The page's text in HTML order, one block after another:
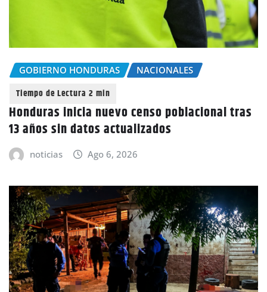
GOBIERNO HONDURAS NACIONALES
Honduras inicia nuevo censo poblacional tras
13 años sin datos actualizados
noticias Ago 6, 2026